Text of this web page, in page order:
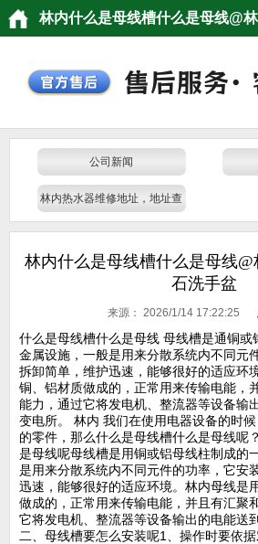
林内什么是母线槽什么是母线@
公司新闻
林内热水器维修地址，地址查
林内什么是母线槽什么是母线
石洗手盆
来源： 2026/1/14 17:22:25
什么是母线槽什么是母线 母线槽是通铜或
金属设施，一般是用来分散系统内不同元
拆卸简单，维护迅速，能够很好的适应环
铜、铝材质做成的，正常用来传输电能，
能力，通过它将发电机、整流器等设备输
变电所。 林内 我们在使用电器设备的时
的零件，那么什么是母线槽什么是母线呢
是母线呢母线槽是用铜或铝母线柱制成的
是用来分散系统内不同元件的功率，它安
迅速，能够很好的适应环境。林内母线是
做成的，正常用来传输电能，并且有汇聚
它将发电机、整流器等设备输出的电能送
二、母线槽要怎么安装呢1、操作时要依